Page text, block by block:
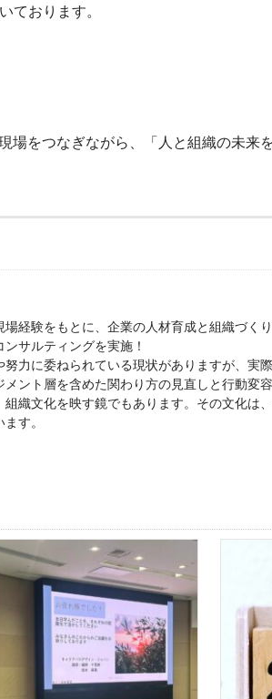
ております。
をつなぎながら、「人と組織の未来
経験をもとに、企業の人材育成と組織づ
サルティングを実施！
力に委ねられている現状がありますが、
ント層を含めた関わり方の見直しと行動変
織文化を映す鏡でもあります。その文化
す。